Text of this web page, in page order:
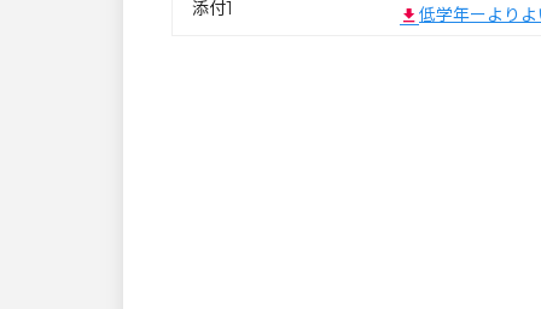
添付1
低学年ーより